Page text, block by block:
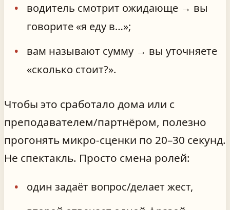
водитель смотрит ожидающе → вы
говорите «я еду в…»;
вам называют сумму → вы уточняете
«сколько стоит?».
Чтобы это сработало дома или с
преподавателем/партнёром, полезно
прогонять микро-сценки по 20–30 секунд.
Не спектакль. Просто смена ролей:
один задаёт вопрос/делает жест,